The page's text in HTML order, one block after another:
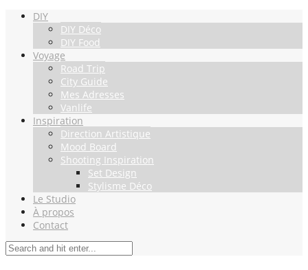
DIY
DIY Déco
DIY Food
Voyage
Road Trip
City Guide
Mes Adresses
Vanlife
Inspiration
Direction Artistique
Mood Board
Shooting Inspiration
Set Design
Stylisme Déco
Le Studio
À propos
Contact